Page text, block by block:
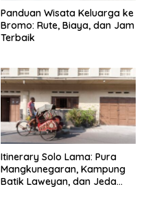
Panduan Wisata Keluarga ke
Bromo: Rute, Biaya, dan Jam
Terbaik
Itinerary Solo Lama: Pura
Mangkunegaran, Kampung
Batik Laweyan, dan Jeda